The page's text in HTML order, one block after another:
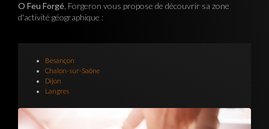
O Feu Forgé , Forgeron vous propose de découvrir sa zone
d'activité géographique :
Besançon
Chalon-sur-Saône
Dijon
Langres